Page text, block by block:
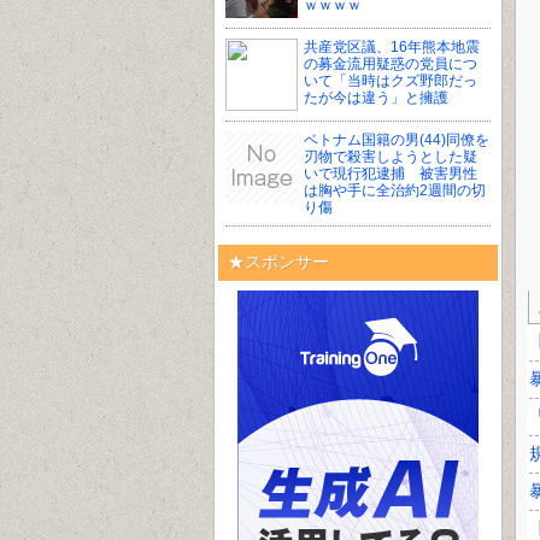
ｗｗｗｗ
共産党区議、16年熊本地震
の募金流用疑惑の党員につ
いて「当時はクズ野郎だっ
たが今は違う」と擁護
ベトナム国籍の男(44)同僚を
刃物で殺害しようとした疑
いで現行犯逮捕 被害男性
は胸や手に全治約2週間の切
り傷
★スポンサー